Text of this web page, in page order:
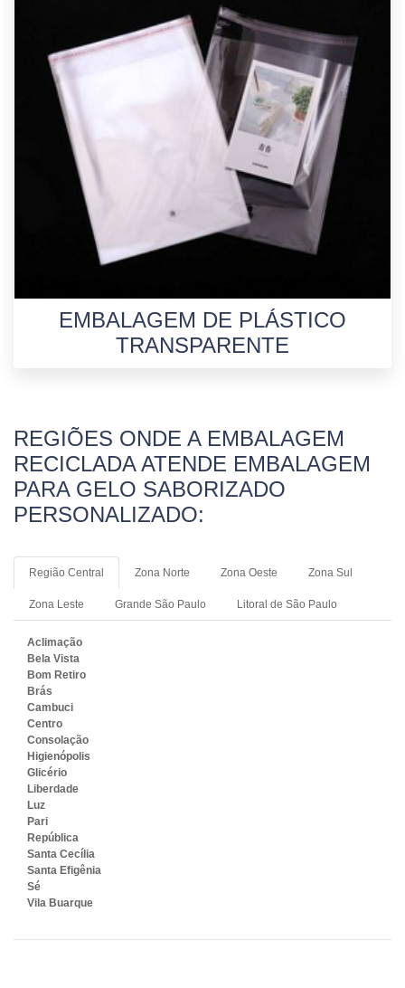
EMBALAGEM DE PLÁSTICO
TRANSPARENTE
REGIÕES ONDE A EMBALAGEM
RECICLADA ATENDE EMBALAGEM
PARA GELO SABORIZADO
PERSONALIZADO:
Região Central Zona Norte Zona Oeste Zona Sul
Zona Leste Grande São Paulo Litoral de São Paulo
Aclimação
Bela Vista
Bom Retiro
Brás
Cambuci
Centro
Consolação
Higienópolis
Glicério
Liberdade
Luz
Pari
República
Santa Cecília
Santa Efigênia
Sé
Vila Buarque